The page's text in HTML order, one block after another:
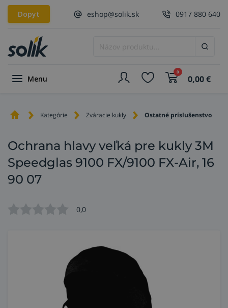
Dopyt eshop@solik.sk 0917 880 640
Menu
0
0,00€
Kategórie Zváracie kukly Ostatné príslušenstvo
Ochrana hlavy veľká pre kukly 3M
Speedglas 9100 FX/9100 FX-Air, 16
90 07
0,0